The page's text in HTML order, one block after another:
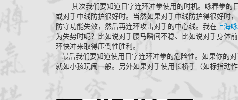
其次我们要知道日字连环冲拳使用的时机。咏春拳的
或对手中线防护很好时。当然如果对手中线防护得很好时
防守功能失效，然后再连环攻击对手的中心线。我在 上海
为失势时呢？比如说对手腰马瞬间不稳、比如说对手身体
环快冲来取得压倒性胜利。
最后我们要知道使用日字连环冲拳的危险性。如果你的
就如小孩玩闹一般。另外如果对手使用长桥手（如标指动